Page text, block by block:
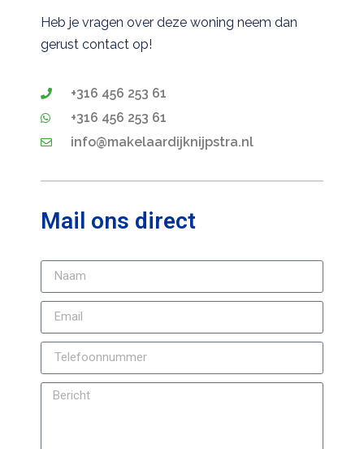
Heb je vragen over deze woning neem dan
gerust contact op!
+316 456 253 61
+316 456 253 61
info@makelaardijknijpstra.nl
Mail ons direct